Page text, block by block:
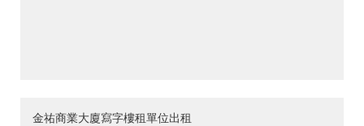
金祐商業大廈寫字樓租單位出租